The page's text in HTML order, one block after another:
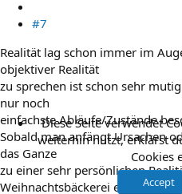
#7
Realität lag schon immer im
objektiver Realität
zu sprechen ist schon sehr
nur noch
einfachste Abläufe/Zustände
Sobald man anfängt Ursachen
das Ganze
zu einer sehr persönlichen
Weihnachtsbäckerei ein
Diese Seite verwendet
weiterhin nutzt, erklärst
Cookies
Accept